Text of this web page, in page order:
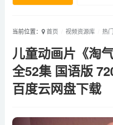
当前位置： 首页 视频资源库 热
儿童动画片《淘
全52集 国语版
百度云网盘下载